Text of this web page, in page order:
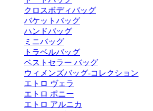
クロスボディバッグ
バケットバッグ
ハンドバッグ
ミニバッグ
トラベルバッグ
ベストセラー バッグ
ウィメンズバッグ-コレクション
エトロ ヴェラ
エトロ ポニー
エトロ アルニカ